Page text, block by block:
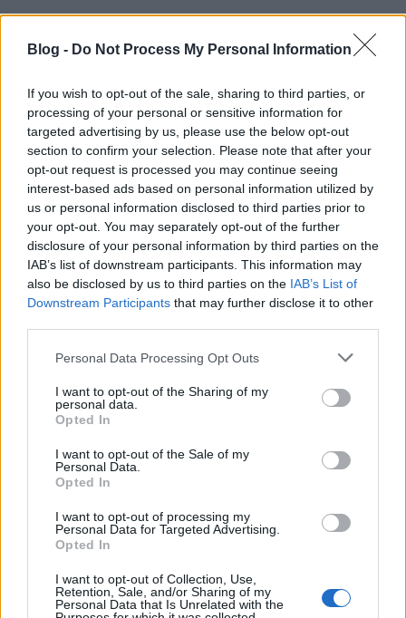
Blog - Do Not Process My Personal Information
If you wish to opt-out of the sale, sharing to third parties, or
processing of your personal or sensitive information for
targeted advertising by us, please use the below opt-out
section to confirm your selection. Please note that after your
opt-out request is processed you may continue seeing
interest-based ads based on personal information utilized by
us or personal information disclosed to third parties prior to
your opt-out. You may separately opt-out of the further
disclosure of your personal information by third parties on the
IAB’s list of downstream participants. This information may
also be disclosed by us to third parties on the IAB’s List of
Downstream Participants that may further disclose it to other
Please note that this website/app uses one or more Google
not limited to your visit or usage behaviour. You may click to
grant or deny consent to Google and its third-party tags to
use your data for below specified purposes in below Google
consent section.
Personal Data Processing Opt Outs
I want to opt-out of the Sharing of my
personal data.
Opted In
I want to opt-out of the Sale of my
Personal Data.
Opted In
I want to opt-out of processing my
Personal Data for Targeted Advertising.
Opted In
I want to opt-out of Collection, Use,
Retention, Sale, and/or Sharing of my
Personal Data that Is Unrelated with the
Franciaország elkövette azt a hibát, hogy az
autóforgalmat hozta előnybe a városi
következménye az lett, ...
Az Eurostar, az SBB és az SNCF
közvetlen vonatjáratokat tervez
Svájc és London között
Az Eurostar nemzetközi nagysebességű vasúti
társaság, a Svájci Szövetségi Vasutak (SBB) és a
francia nemzeti személyszállító társaság, az SNCF ...